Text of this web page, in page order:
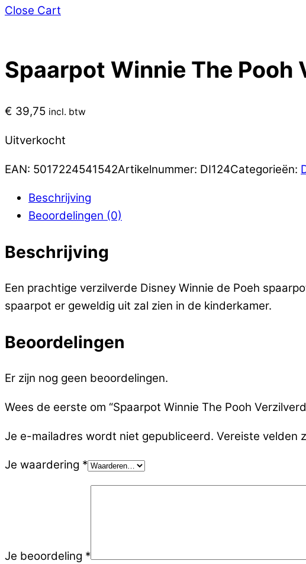
Close Cart
Spaarpot Winnie The Pooh
€ 39,75 incl. btw
Uitverkocht
EAN: 5017224541542Artikelnummer: DI124Categorieën:
Beschrijving
Beoordelingen (0)
Beschrijving
Een prachtige verzilverde Disney Winnie de Poeh
spaarpot er geweldig uit zal zien in de kinderkamer.
Beoordelingen
Er zijn nog geen beoordelingen.
Wees de eerste om “Spaarpot Winnie The Pooh
Je e-mailadres wordt niet gepubliceerd. Vereiste velden
Je waardering *
Je beoordeling *